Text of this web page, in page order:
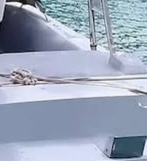
на самооборону не може